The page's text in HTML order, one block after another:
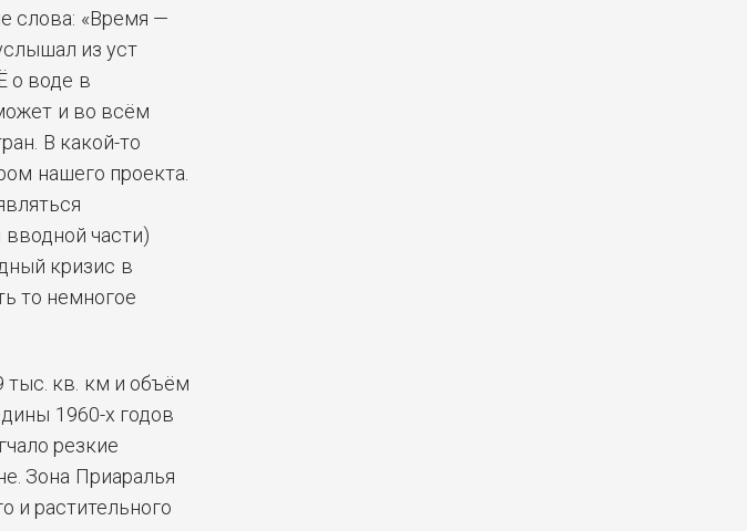
слова: «Время —
из уст
о воде в
и во всём
В какой-то
нашего проекта.
вводной части)
кризис в
то немногое
тыс. кв. км и объём
1960-х годов
резкие
Зона Приаралья
и растительного